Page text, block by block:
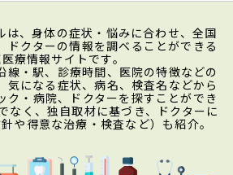
は、身体の症状・悩みに合わせ、全国
ドクターの情報を調べることができる
療情報サイトです。
線・駅、診療時間、医院の特徴などの
気になる症状、病名、検査名などから
ク・病院、ドクターを探すことができ
なく、独自取材に基づき、ドクターに
や得意な治療・検査など）も紹介。